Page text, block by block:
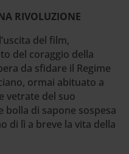
RIVOLUZIONE
del film,
del coraggio della
da sfidare il Regime
ormai abituato a
vetrate del suo
di sapone sospesa
di lì a breve la vita della